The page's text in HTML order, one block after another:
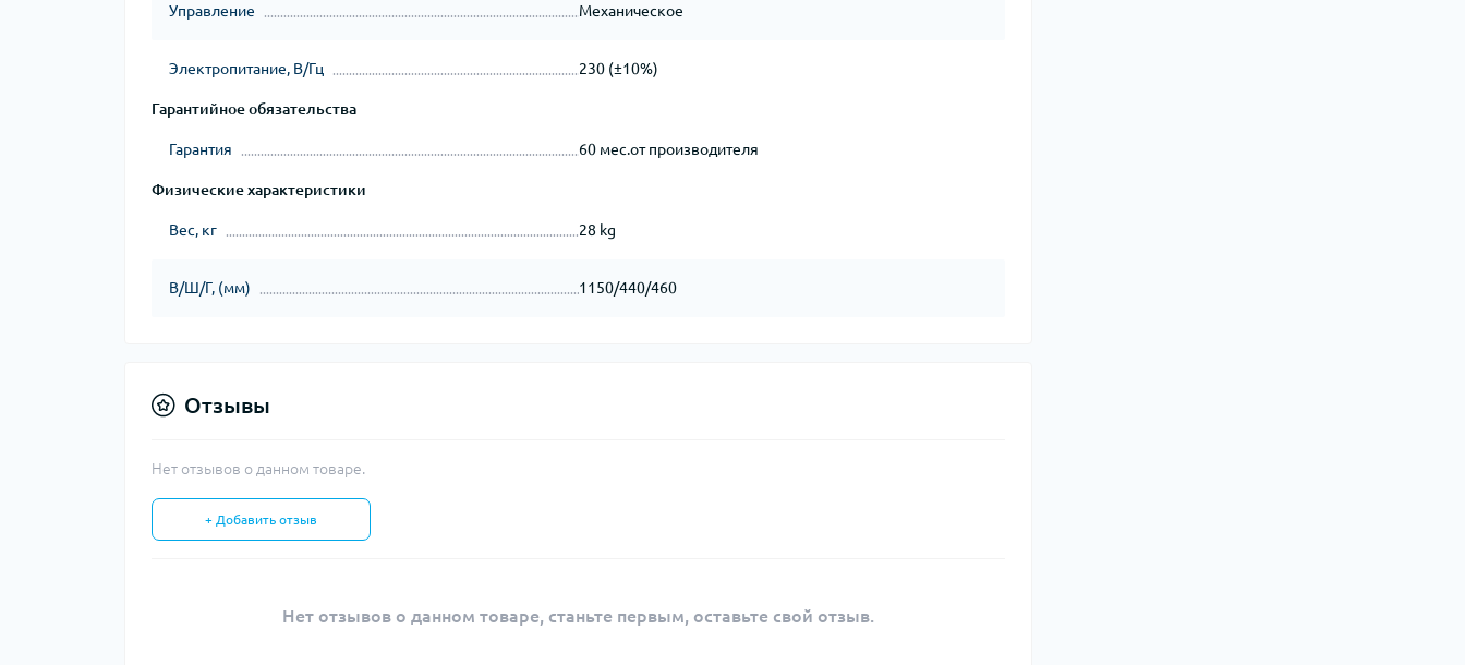
Управление Механическое
Электропитание, В/Гц 230 (±10%)
Гарантийное обязательства
Гарантия 60 мес.от производителя
Физические характеристики
Вес, кг 28 kg
В/Ш/Г, (мм) 1150/440/460
Отзывы
Нет отзывов о данном товаре.
+ Добавить отзыв
Нет отзывов о данном товаре, станьте первым, оставьте свой отзыв.